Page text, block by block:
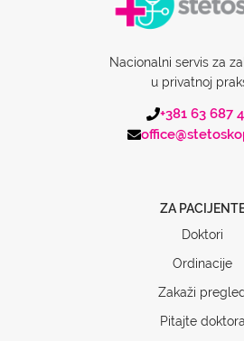
Nacionalni servis za
u privatnoj
+381 63 687
ZA
Doktori
Ordinacije
Zakaži pregled
Pitajte doktora